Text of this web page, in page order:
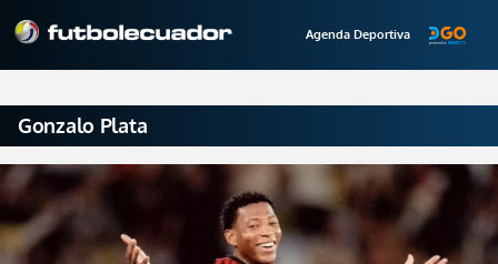
Agenda Deportiva
Gonzalo Plata